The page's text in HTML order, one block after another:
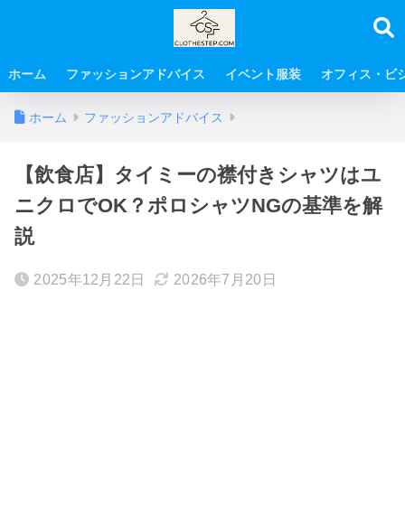
ホーム ファッションアドバイス イベント服装 オフィス・ビ
ホーム ファッションアドバイス
【飲食店】タイミーの襟付きシャツはユ
ニクロでOK？ポロシャツNGの基準を解
説
2025年12月22日 2026年7月20日